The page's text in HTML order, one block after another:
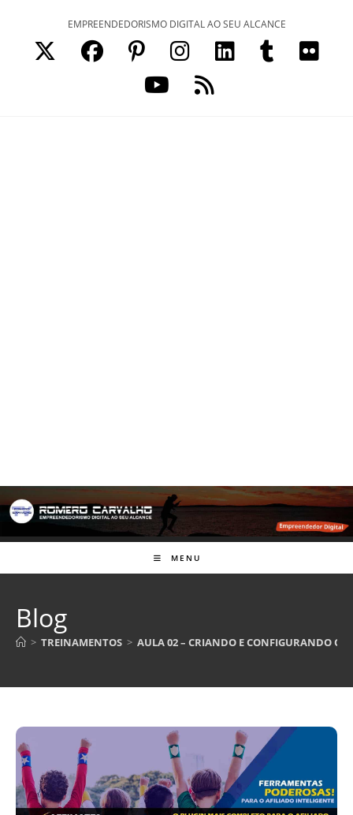
EMPREENDEDORISMO DIGITAL AO SEU ALCANCE
MENU
Blog
> TREINAMENTOS > AULA 02 – CRIANDO E CONFIGURANDO O